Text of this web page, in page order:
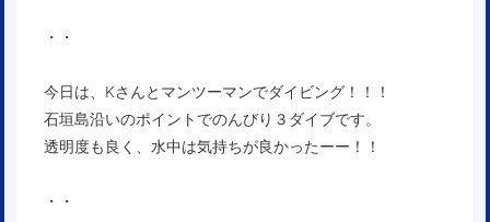
・・
今日は、Kさんとマンツーマンでダイビング！！！
石垣島沿いのポイントでのんびり３ダイブです。
透明度も良く、水中は気持ちが良かったーー！！
・・